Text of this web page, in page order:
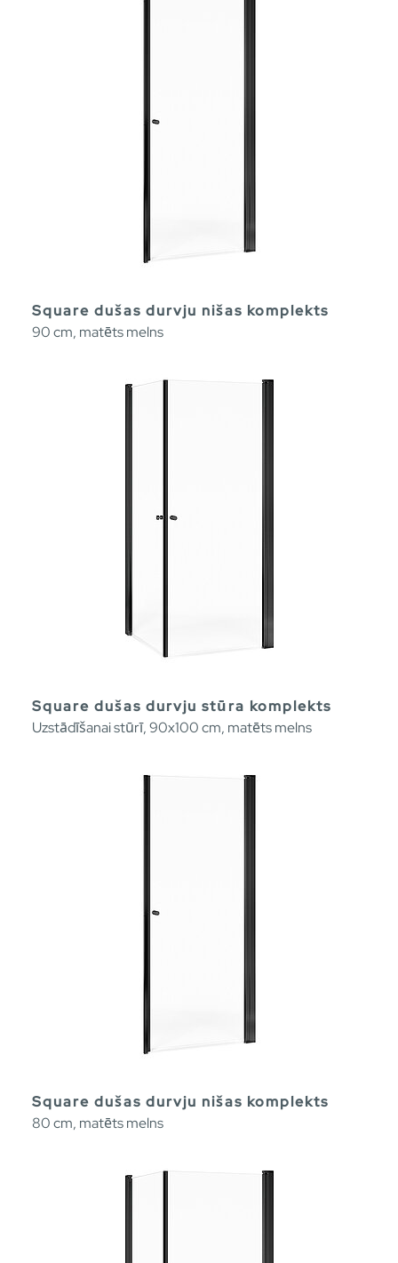
Square dušas durvju nišas komplekts
90 cm, matēts melns
Square dušas durvju stūra komplekts
Uzstādīšanai stūrī, 90x100 cm, matēts melns
Square dušas durvju nišas komplekts
80 cm, matēts melns